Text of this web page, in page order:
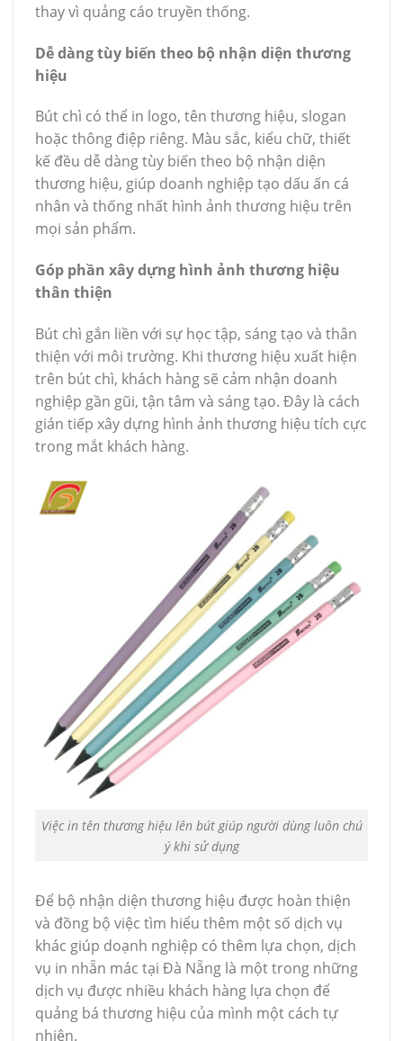
thay vì quảng cáo truyền thống.
Dễ dàng tùy biến theo bộ nhận diện thương
hiệu
Bút chì có thể in logo, tên thương hiệu, slogan
hoặc thông điệp riêng. Màu sắc, kiểu chữ, thiết
kế đều dễ dàng tùy biến theo bộ nhận diện
thương hiệu, giúp doanh nghiệp tạo dấu ấn cá
nhân và thống nhất hình ảnh thương hiệu trên
mọi sản phẩm.
Góp phần xây dựng hình ảnh thương hiệu
thân thiện
Bút chì gắn liền với sự học tập, sáng tạo và thân
thiện với môi trường. Khi thương hiệu xuất hiện
trên bút chì, khách hàng sẽ cảm nhận doanh
nghiệp gần gũi, tận tâm và sáng tạo. Đây là cách
gián tiếp xây dựng hình ảnh thương hiệu tích cực
trong mắt khách hàng.
Việc in tên thương hiệu lên bút giúp người dùng luôn chú
ý khi sử dụng
Để bộ nhận diện thương hiệu được hoàn thiện
và đồng bộ việc tìm hiểu thêm một số dịch vụ
khác giúp doạnh nghiệp có thêm lựa chọn, dịch
vụ in nhẵn mác tại Đà Nẵng là một trong những
dịch vụ được nhiều khách hàng lựa chọn để
quảng bá thương hiệu của mình một cách tự
nhiên.